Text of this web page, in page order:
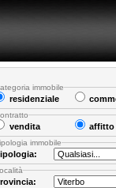
immobile
residenziale
vendita affitto
immobile